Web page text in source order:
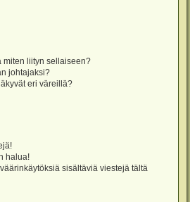
miten liityn sellaiseen?
johtajaksi?
eri väreillä?
halua!
sisältäviä viestejä tältä